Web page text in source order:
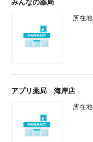
所在地
アプリ薬局 海岸店
所在地